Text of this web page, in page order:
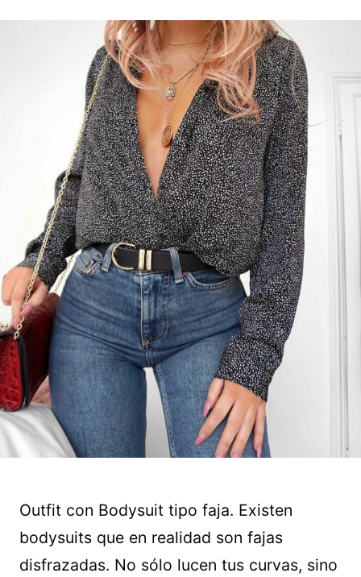
Outfit con Bodysuit tipo faja. Existen
bodysuits que en realidad son fajas
disfrazadas. No sólo lucen tus curvas, sino